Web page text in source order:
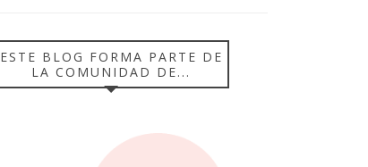
ESTE BLOG FORMA PARTE DE
LA COMUNIDAD DE...